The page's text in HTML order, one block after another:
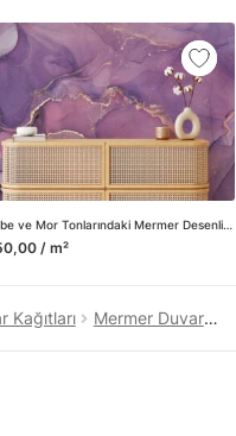
Pembe ve Mor Tonlarındaki Mermer Desenli Duvar Kağıdı
/ m²
tasarımının önemini
olduğunu kabul
sürekli genişletiyor ve
yeni trendlerin oluşumunda
bizimle iletişime
Kağıtları Mermer Duvar Kağıtları